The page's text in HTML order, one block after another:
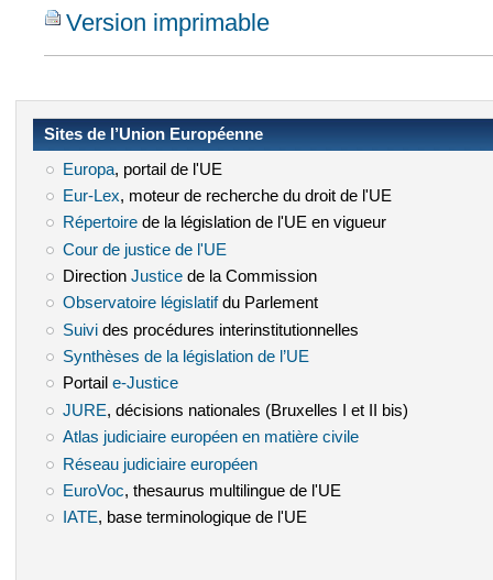
Version imprimable
Sites de l’Union Européenne
Europa(le lien est externe)
, portail de l'UE
Eur-Lex (le lien est externe)
, moteur de recherche du droit de l'UE
Répertoire(le lien est externe)
de la législation de l'UE en vigueur
Cour de justice de l'UE
Direction Justice(le lien est externe)
de la Commission
Observatoire législatif(le lien est externe)
du Parlement
Suivi(le lien est externe)
des procédures interinstitutionnelles
Synthèses de la législation de l’UE
Portail e-Justice(le lien est externe)
JURE (le lien est externe)
, décisions nationales (Bruxelles I et II bis)
Atlas judiciaire européen en matière civile(le lien est externe)
Réseau judiciaire européen(le lien est externe)
EuroVoc (le lien est externe)
, thesaurus multilingue de l'UE
IATE(le lien est externe)
, base terminologique de l'UE